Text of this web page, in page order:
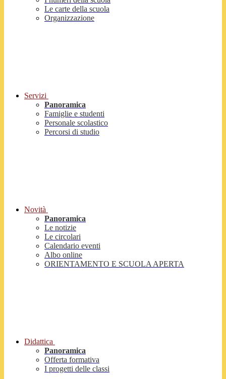
Le carte della scuola
Organizzazione
Servizi
Panoramica
Famiglie e studenti
Personale scolastico
Percorsi di studio
Novità
Panoramica
Le notizie
Le circolari
Calendario eventi
Albo online
ORIENTAMENTO E SCUOLA APERTA
Didattica
Panoramica
Offerta formativa
I progetti delle classi